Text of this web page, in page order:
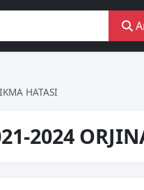
HATASI
2024